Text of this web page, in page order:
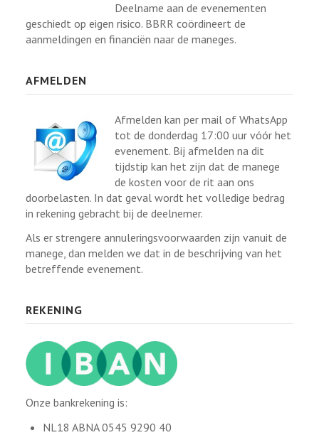
Deelname aan de evenementen
geschiedt op eigen risico. BBRR coördineert de
aanmeldingen en financiën naar de maneges.
AFMELDEN
Afmelden kan per mail of WhatsApp
tot de donderdag 17:00 uur vóór het
evenement. Bij afmelden na dit
tijdstip kan het zijn dat de manege
de kosten voor de rit aan ons
doorbelasten. In dat geval wordt het volledige bedrag
in rekening gebracht bij de deelnemer.
Als er strengere annuleringsvoorwaarden zijn vanuit de
manege, dan melden we dat in de beschrijving van het
betreffende evenement.
REKENING
Onze bankrekening is:
NL18 ABNA 0545 9290 40